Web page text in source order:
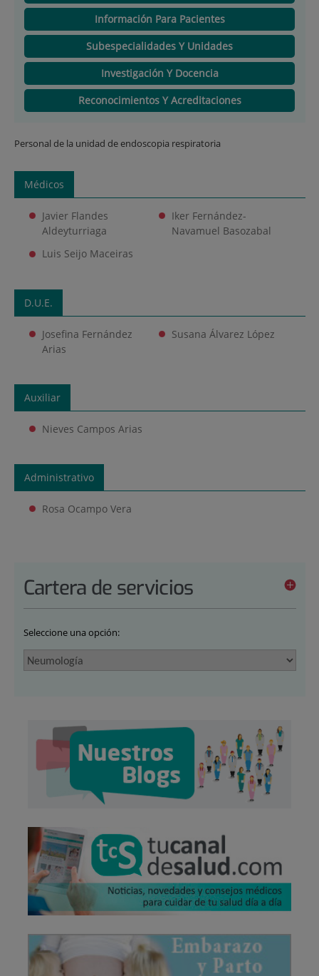
Información Para Pacientes
Subespecialidades Y Unidades
Investigación Y Docencia
Reconocimientos Y Acreditaciones
Personal de la unidad de endoscopia respiratoria
Médicos
Javier Flandes
Aldeyturriaga
Iker Fernández-
Navamuel Basozabal
Luis Seijo Maceiras
D.U.E.
Josefina Fernández
Arias
Susana Álvarez López
Auxiliar
Nieves Campos Arias
Administrativo
Rosa Ocampo Vera
Cartera de servicios
Seleccione una opción: